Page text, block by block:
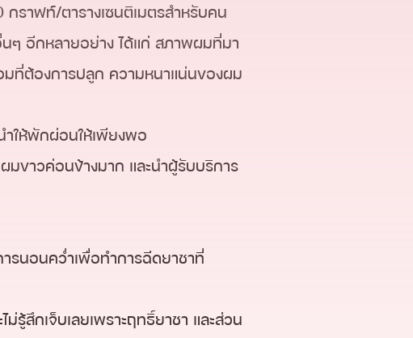
ราฟท์/ตารางเซนติเมตรสำหรับคน
ๆ อีกหลายอย่าง ได้แก่ สภาพผมที่มา
ที่ต้องการปลูก ความหนาแน่นของผม
ำให้พักผ่อนให้เพียงพอ
ขาวค่อนข้างมาก และนำผู้รับบริการ
รนอนคว่ำเพื่อทำการฉีดยาชาที่
รู้สึกเจ็บเลยเพราะฤทธิ์ยาชา และส่วน